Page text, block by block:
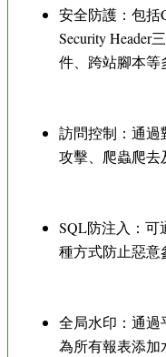
安全防護：包括
Security Header
件、跨站腳本等
訪問控制：通過
攻擊、爬蟲爬去
SQL防注入：可
種方式防止惡意
全局水印：通過
為所有報表添加